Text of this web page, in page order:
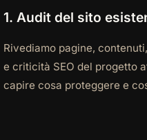
1. Audit del sito
Rivediamo pagine,
e criticità SEO del progetto
capire cosa proteggere e